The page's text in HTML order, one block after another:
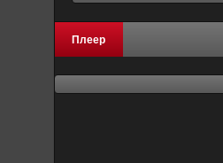
Плеер